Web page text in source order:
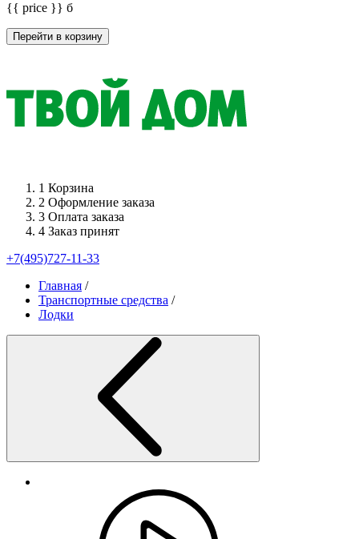
{{ price }} б
Перейти в корзину
1 Корзина
2 Оформление заказа
3 Оплата заказа
4 Заказ принят
+7(495)727-11-33
Главная /
Транспортные средства /
Лодки